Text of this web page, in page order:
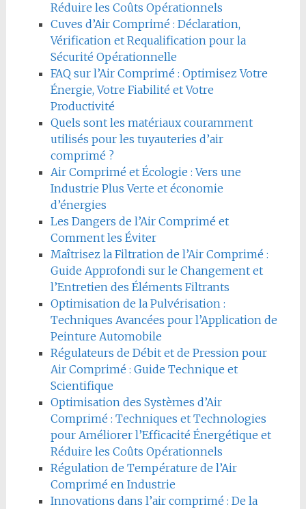
Réduire les Coûts Opérationnels
Cuves d’Air Comprimé : Déclaration,
Vérification et Requalification pour la
Sécurité Opérationnelle
FAQ sur l’Air Comprimé : Optimisez Votre
Énergie, Votre Fiabilité et Votre
Productivité
Quels sont les matériaux couramment
utilisés pour les tuyauteries d’air
comprimé ?
Air Comprimé et Écologie : Vers une
Industrie Plus Verte et économie
d’énergies
Les Dangers de l’Air Comprimé et
Comment les Éviter
Maîtrisez la Filtration de l’Air Comprimé :
Guide Approfondi sur le Changement et
l’Entretien des Éléments Filtrants
Optimisation de la Pulvérisation :
Techniques Avancées pour l’Application de
Peinture Automobile
Régulateurs de Débit et de Pression pour
Air Comprimé : Guide Technique et
Scientifique
Optimisation des Systèmes d’Air
Comprimé : Techniques et Technologies
pour Améliorer l’Efficacité Énergétique et
Réduire les Coûts Opérationnels
Régulation de Température de l’Air
Comprimé en Industrie
Innovations dans l’air comprimé : De la